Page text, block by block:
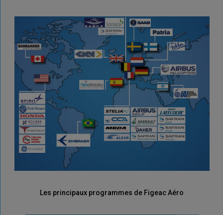
Les principaux programmes de Figeac Aéro